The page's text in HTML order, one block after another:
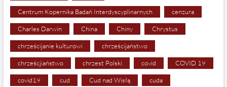
Centrum Kopernika Badań Interdyscyplinarnych cenzura
Charles Darwin China Chiny Chrystus
chrześcijanie kulturowi chrześcijaństwo
chrześcjiaństwo chrzest Polski covid COVID 19
covid19 cud Cud nad Wisłą cuda